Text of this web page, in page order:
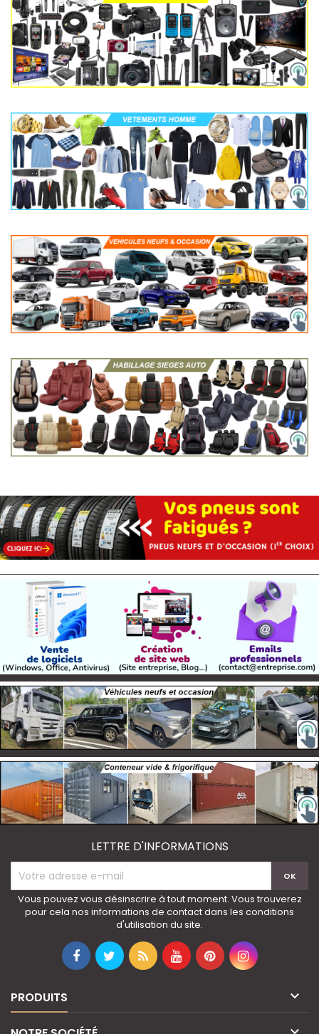
LETTRE D'INFORMATIONS
Vous pouvez vous désinscrire à tout moment. Vous trouverez
pour cela nos informations de contact dans les conditions
d'utilisation du site.
PRODUITS 